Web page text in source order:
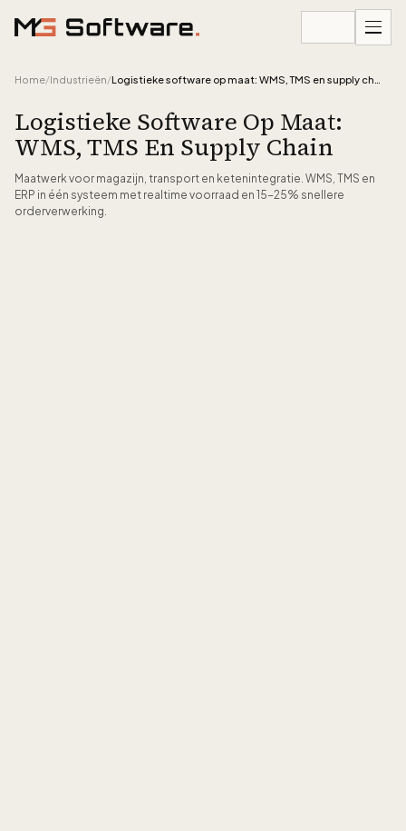
Home/Industrieën/
Logistieke Software Op Maat:
WMS, TMS En Supply Chain
Maatwerk voor magazijn, transport en ketenintegratie. WMS, TMS en
ERP in één systeem met realtime voorraad en 15-25% snellere
orderverwerking.